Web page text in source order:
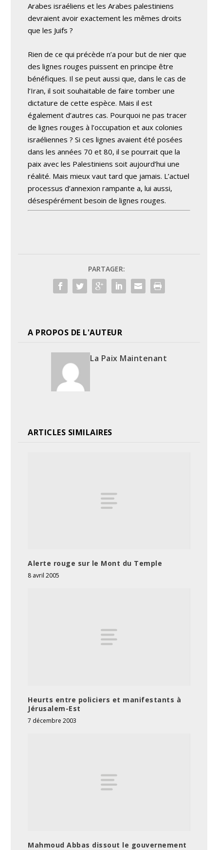
Arabes israéliens et les Arabes palestiniens
devraient avoir exactement les mêmes droits
que les Juifs ?
Rien de ce qui précède n’a pour but de nier que
des lignes rouges puissent en principe être
bénéfiques. Il se peut aussi que, dans le cas de
l’Iran, il soit souhaitable de faire tomber une
dictature de cette espèce. Mais il est
également d’autres cas. Pourquoi ne pas tracer
de lignes rouges à l’occupation et aux colonies
israéliennes ? Si ces lignes avaient été posées
dans les années 70 et 80, il se pourrait que la
paix avec les Palestiniens soit aujourd’hui une
réalité. Mais mieux vaut tard que jamais. L’actuel
processus d’annexion rampante a, lui aussi,
désespérément besoin de lignes rouges.
PARTAGER:
A PROPOS DE L'AUTEUR
La Paix Maintenant
ARTICLES SIMILAIRES
Alerte rouge sur le Mont du Temple
8 avril 2005
Heurts entre policiers et manifestants à
Jérusalem-Est
7 décembre 2003
Mahmoud Abbas dissout le gouvernement